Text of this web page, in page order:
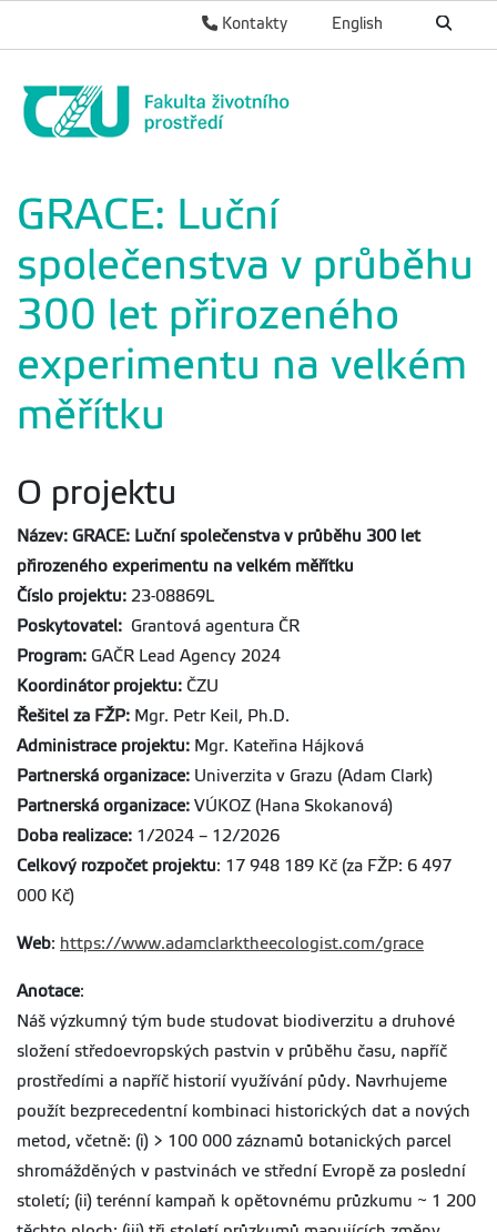
English
Kontakty
GRACE: Luční
společenstva v průběhu
300 let přirozeného
experimentu na velkém
měřítku
O projektu
Název: GRACE: Luční společenstva v průběhu 300 let
přirozeného experimentu na velkém měřítku
Číslo projektu: 23-08869L
Poskytovatel: Grantová agentura ČR
Program: GAČR Lead Agency 2024
Koordinátor projektu: ČZU
Řešitel za FŽP: Mgr. Petr Keil, Ph.D.
Administrace projektu: Mgr. Kateřina Hájková
Partnerská organizace: Univerzita v Grazu (Adam Clark)
Partnerská organizace: VÚKOZ (Hana Skokanová)
Doba realizace: 1/2024 – 12/2026
Celkový rozpočet projektu: 17 948 189 Kč (za FŽP: 6 497
000 Kč)
Web: https://www.adamclarktheecologist.com/grace
Anotace:
Náš výzkumný tým bude studovat biodiverzitu a druhové
složení středoevropských pastvin v průběhu času, napříč
prostředími a napříč historií využívání půdy. Navrhujeme
použít bezprecedentní kombinaci historických dat a nových
metod, včetně: (i) > 100 000 záznamů botanických parcel
shromážděných v pastvinách ve střední Evropě za poslední
století; (ii) terénní kampaň k opětovnému průzkumu ~ 1 200